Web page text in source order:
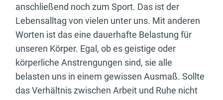
anschließend noch zum Sport. Das ist der
Lebensalltag von vielen unter uns. Mit anderen
Worten ist das eine dauerhafte Belastung für
unseren Körper. Egal, ob es geistige oder
körperliche Anstrengungen sind, sie alle
belasten uns in einem gewissen Ausmaß. Sollte
das Verhältnis zwischen Arbeit und Ruhe nicht